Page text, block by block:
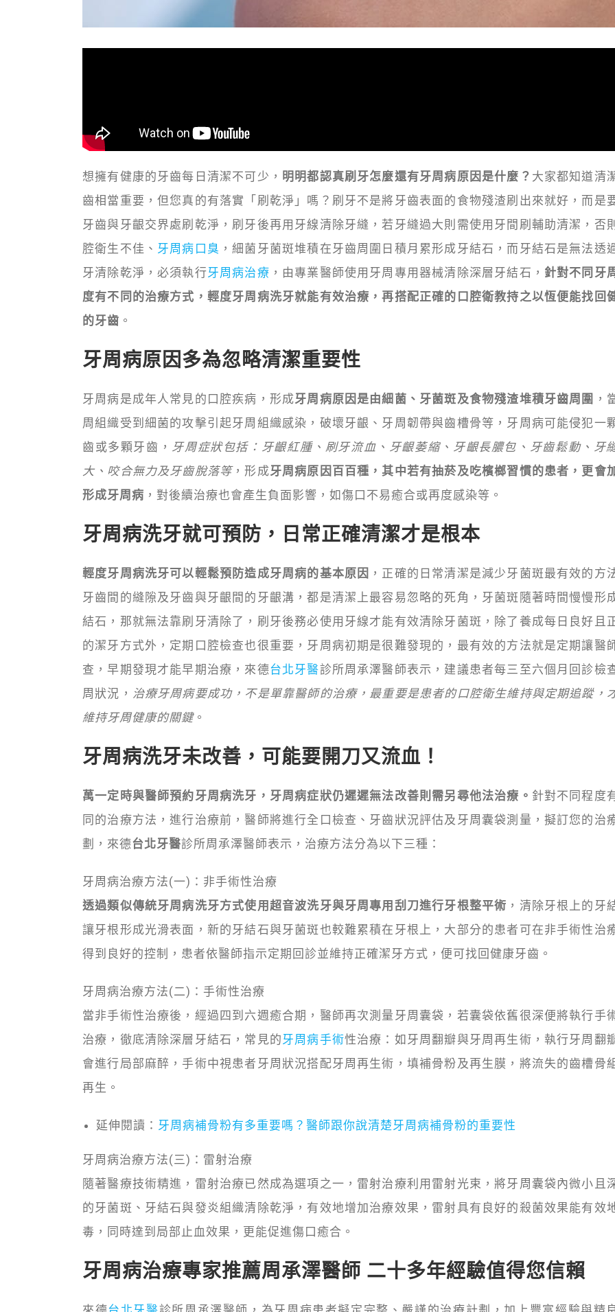
想擁有健康的牙齒每日清潔不可少， 明明都認真刷牙怎麼還有牙周病原因是什麼？ 大家都知道清
齒相當重要，但您真的有落實「刷乾淨」嗎？刷牙不是將牙齒表面的食物殘渣刷出來就好，而是
牙齒與牙齦交界處刷乾淨，刷牙後再用牙線清除牙縫，若牙縫過大則需使用牙間刷輔助清潔，否
腔衛生不佳、 牙周病口臭 ，細菌牙菌斑堆積在牙齒周圍日積月累形成牙結石，而牙結石是無法透
牙清除乾淨，必須執行牙周病治療 ，由專業醫師使用牙周專用器械清除深層牙結石， 針對不同牙
度有不同的治療方式，輕度牙周病洗牙就能有效治療，再搭配正確的口腔衛教持之以恆便能找回
的牙齒 。
牙周病原因多為忽略清潔重要性
牙周病是成年人常見的口腔疾病，形成牙周病原因是由細菌、牙菌斑及食物殘渣堆積牙齒周圍 ，
周組織受到細菌的攻擊引起牙周組織感染，破壞牙齦、牙周韌帶與齒槽骨等，牙周病可能侵犯一
齒或多顆牙齒， 牙周症狀包括：牙齦紅腫、刷牙流血、牙齦萎縮、牙齦長膿包、牙齒鬆動、牙
大、咬合無力及牙齒脫落等，形成牙周病原因百百種，其中若有抽菸及吃檳榔習慣的患者，更會
形成牙周病 ，對後續治療也會產生負面影響，如傷口不易癒合或再度感染等。
牙周病洗牙就可預防，日常正確清潔才是根本
輕度牙周病洗牙可以輕鬆預防造成牙周病的基本原因 ，正確的日常清潔是減少牙菌斑最有效的方
牙齒間的縫隙及牙齒與牙齦間的牙齦溝，都是清潔上最容易忽略的死角，牙菌斑隨著時間慢慢形
結石，那就無法靠刷牙清除了，刷牙後務必使用牙線才能有效清除牙菌斑，除了養成每日良好且
的潔牙方式外，定期口腔檢查也很重要，牙周病初期是很難發現的，最有效的方法就是定期讓醫
查，早期發現才能早期治療，來德台北牙醫診所周承澤醫師表示，建議患者每三至六個月回診檢
周狀況， 治療牙周病要成功，不是單靠醫師的治療，最重要是患者的口腔衛生維持與定期追蹤，
維持牙周健康的關鍵。
牙周病洗牙未改善，可能要開刀又流血！
萬一定時與醫師預約牙周病洗牙，牙周病症狀仍遲遲無法改善則需另尋他法治療。 針對不同程度
同的治療方法，進行治療前，醫師將進行全口檢查、牙齒狀況評估及牙周囊袋測量，擬訂您的治
劃，來德台北牙醫診所周承澤醫師表示，治療方法分為以下三種：
牙周病治療方法(一)：非手術性治療
透過類似傳統牙周病洗牙方式使用超音波洗牙與牙周專用刮刀進行牙根整平術 ，清除牙根上的牙
讓牙根形成光滑表面，新的牙結石與牙菌斑也較難累積在牙根上，大部分的患者可在非手術性治
得到良好的控制，患者依醫師指示定期回診並維持正確潔牙方式，便可找回健康牙齒。
牙周病治療方法(二)：手術性治療
當非手術性治療後，經過四到六週癒合期，醫師再次測量牙周囊袋，若囊袋依舊很深便將執行手
治療，徹底清除深層牙結石，常見的牙周病手術性治療：如牙周翻瓣與牙周再生術，執行牙周翻
會進行局部麻醉，手術中視患者牙周狀況搭配牙周再生術，填補骨粉及再生膜，將流失的齒槽骨
再生。
延伸閱讀： 牙周病補骨粉有多重要嗎？醫師跟你說清楚牙周病補骨粉的重要性
牙周病治療方法(三)：雷射治療
隨著醫療技術精進，雷射治療已然成為選項之一，雷射治療利用雷射光束，將牙周囊袋內微小且
的牙菌斑、牙結石與發炎組織清除乾淨，有效地增加治療效果，雷射具有良好的殺菌效果能有效
毒，同時達到局部止血效果，更能促進傷口癒合。
牙周病治療專家推薦周承澤醫師 二十多年經驗值得您信賴